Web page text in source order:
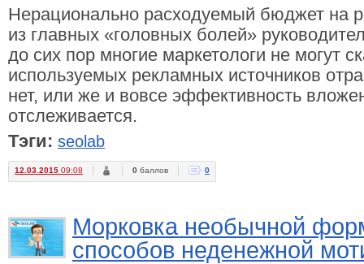
Нерационально расходуемый бюджет на
из главных «головных болей»
до сих пор многие маркетологи не могут
используемых рекламных источников
нет, или же и вовсе эффективность
отслеживается.
Тэги: seolab
12.03.2015 09:08 0 баллов 0
Морковка необычной
способов неденежной